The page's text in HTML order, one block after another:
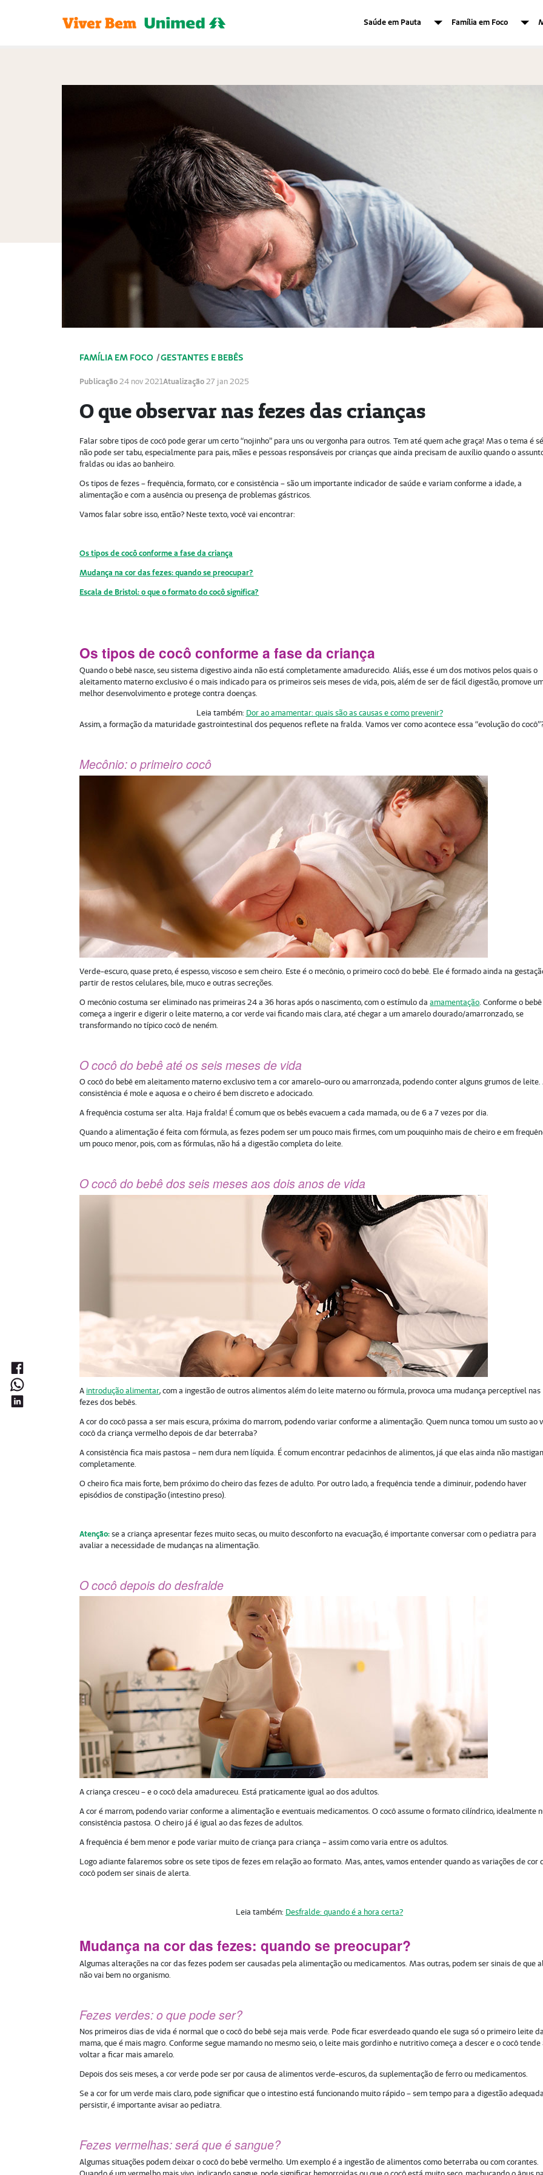
Saúde em Pauta Família em Foco
FAMÍLIA EM FOCO /GESTANTES E BEBÊS
Publicação24 nov 2021Atualização27 jan 2025
O que observar nas fezes das crianças
Falar sobre tipos de cocô pode gerar um certo “nojinho” para uns ou vergonha para outros. Tem até quem ache graça! Mas o tema é
não pode ser tabu, especialmente para pais, mães e pessoas responsáveis por crianças que ainda precisam de auxílio quando o
fraldas ou idas ao banheiro.
Os tipos de fezes – frequência, formato, cor e consistência – são um importante indicador de saúde e variam conforme a idade, a
alimentação e com a ausência ou presença de problemas gástricos.
Vamos falar sobre isso, então? Neste texto, você vai encontrar:
Os tipos de cocô conforme a fase da criança
Mudança na cor das fezes: quando se preocupar?
Escala de Bristol: o que o formato do cocô significa?
Os tipos de cocô conforme a fase da criança
Quando o bebê nasce, seu sistema digestivo ainda não está completamente amadurecido. Aliás, esse é um dos motivos pelos quais o
aleitamento materno exclusivo é o mais indicado para os primeiros seis meses de vida, pois, além de ser de fácil digestão, promove
melhor desenvolvimento e protege contra doenças.
Leia também: Dor ao amamentar: quais são as causas e como prevenir?
Assim, a formação da maturidade gastrointestinal dos pequenos reflete na fralda. Vamos ver como acontece essa “evolução do
Mecônio: o primeiro cocô
Verde-escuro, quase preto, é espesso, viscoso e sem cheiro. Este é o mecônio, o primeiro cocô do bebê. Ele é formado ainda na
partir de restos celulares, bile, muco e outras secreções.
O mecônio costuma ser eliminado nas primeiras 24 a 36 horas após o nascimento, com o estímulo daamamentação. Conforme o bebê
começa a ingerir e digerir o leite materno, a cor verde vai ficando mais clara, até chegar a um amarelo dourado/amarronzado, se
transformando no típico cocô de neném.
O cocô do bebê até os seis meses de vida
O cocô do bebê em aleitamento materno exclusivo tem a cor amarelo-ouro ou amarronzada, podendo conter alguns grumos de leite.
consistência é mole e aquosa e o cheiro é bem discreto e adocicado.
A frequência costuma ser alta. Haja fralda! É comum que os bebês evacuem a cada mamada, ou de 6 a 7 vezes por dia.
Quando a alimentação é feita com fórmula, as fezes podem ser um pouco mais firmes, com um pouquinho mais de cheiro e em
um pouco menor, pois, com as fórmulas, não há a digestão completa do leite.
O cocô do bebê dos seis meses aos dois anos de vida
A introdução alimentar, com a ingestão de outros alimentos além do leite materno ou fórmula, provoca uma mudança perceptível nas
fezes dos bebês.
A cor do cocô passa a ser mais escura, próxima do marrom, podendo variar conforme a alimentação. Quem nunca tomou um susto ao
cocô da criança vermelho depois de dar beterraba?
A consistência fica mais pastosa – nem dura nem líquida. É comum encontrar pedacinhos de alimentos, já que elas ainda não
completamente.
O cheiro fica mais forte, bem próximo do cheiro das fezes de adulto. Por outro lado, a frequência tende a diminuir, podendo haver
episódios de constipação (intestino preso).
Atenção: se a criança apresentar fezes muito secas, ou muito desconforto na evacuação, é importante conversar com o pediatra para
avaliar a necessidade de mudanças na alimentação.
O cocô depois do desfralde
A criança cresceu – e o cocô dela amadureceu. Está praticamente igual ao dos adultos.
A cor é marrom, podendo variar conforme a alimentação e eventuais medicamentos. O cocô assume o formato cilíndrico, idealmente
consistência pastosa. O cheiro já é igual ao das fezes de adultos.
A frequência é bem menor e pode variar muito de criança para criança – assim como varia entre os adultos.
Logo adiante falaremos sobre os sete tipos de fezes em relação ao formato. Mas, antes, vamos entender quando as variações de cor
cocô podem ser sinais de alerta.
Leia também: Desfralde: quando é a hora certa?
Mudança na cor das fezes: quando se preocupar?
Algumas alterações na cor das fezes podem ser causadas pela alimentação ou medicamentos. Mas outras, podem ser sinais de que
não vai bem no organismo.
Fezes verdes: o que pode ser?
Nos primeiros dias de vida é normal que o cocô do bebê seja mais verde. Pode ficar esverdeado quando ele suga só o primeiro leite
mama, que é mais magro. Conforme segue mamando no mesmo seio, o leite mais gordinho e nutritivo começa a descer e o cocô tende
voltar a ficar mais amarelo.
Depois dos seis meses, a cor verde pode ser por causa de alimentos verde-escuros, da suplementação de ferro ou medicamentos.
Se a cor for um verde mais claro, pode significar que o intestino está funcionando muito rápido – sem tempo para a digestão
persistir, é importante avisar ao pediatra.
Fezes vermelhas: será que é sangue?
Algumas situações podem deixar o cocô do bebê vermelho. Um exemplo é a ingestão de alimentos como beterraba ou com corantes.